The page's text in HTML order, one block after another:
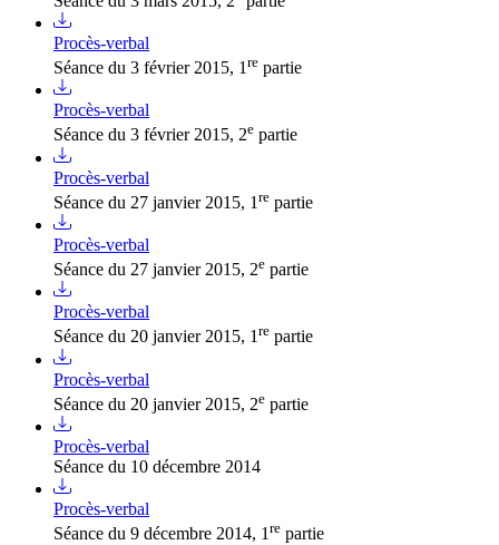
Procès-verbal
Séance du 3 février 2015, 1re partie
Procès-verbal
Séance du 3 février 2015, 2e partie
Procès-verbal
Séance du 27 janvier 2015, 1 re partie
Procès-verbal
Séance du 27 janvier 2015, 2e partie
Procès-verbal
Séance du 20 janvier 2015, 1re partie
Procès-verbal
Séance du 20 janvier 2015, 2e partie
Procès-verbal
Séance du 10 décembre 2014
Procès-verbal
Séance du 9 décembre 2014, 1re partie